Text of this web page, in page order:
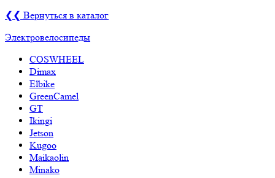
❮❮ Вернуться в каталог
Электровелосипеды
COSWHEEL
Dimax
Elbike
GreenCamel
GT
Ikingi
Jetson
Kugoo
Maikaolin
Minako